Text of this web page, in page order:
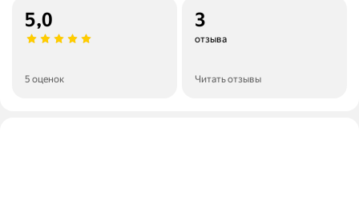
5,0
5 оценок
3
отзыва
Читать отзывы